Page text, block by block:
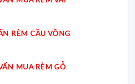
RÈM CẦU VỒNG
MUA RÈM GỖ